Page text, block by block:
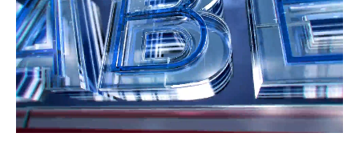
Sesi
Aç
Yüklendi:
0.44%
Oynatma
Hızı